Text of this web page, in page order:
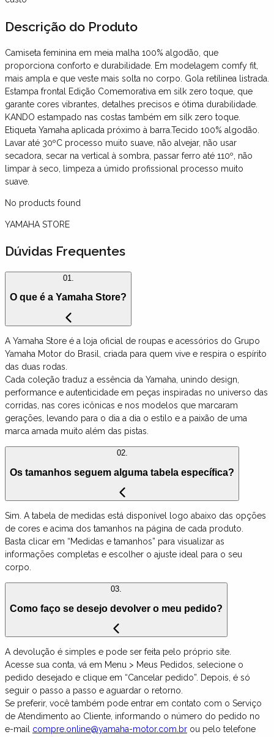
Descrição do Produto
Camiseta feminina em meia malha 100% algodão, que
proporciona conforto e durabilidade. Em modelagem comfy fit,
mais ampla e que veste mais solta no corpo. Gola retílinea listrada.
Estampa frontal Edição Comemorativa em silk zero toque, que
garante cores vibrantes, detalhes precisos e ótima durabilidade.
KANDO estampado nas costas também em silk zero toque.
Etiqueta Yamaha aplicada próximo à barra.Tecido 100% algodão.
Lavar até 30ºC processo muito suave, não alvejar, não usar
secadora, secar na vertical à sombra, passar ferro até 110º, não
limpar à seco, limpeza a úmido profissional processo muito
suave.
No products found
YAMAHA STORE
Dúvidas Frequentes
01.
O que é a Yamaha Store?
A Yamaha Store é a loja oficial de roupas e acessórios do Grupo
Yamaha Motor do Brasil, criada para quem vive e respira o espírito
das duas rodas.
Cada coleção traduz a essência da Yamaha, unindo design,
performance e autenticidade em peças inspiradas no universo das
corridas, nas cores icônicas e nos modelos que marcaram
gerações, levando para o dia a dia o estilo e a paixão de uma
marca amada muito além das pistas.
02.
Os tamanhos seguem alguma tabela específica?
Sim. A tabela de medidas está disponível logo abaixo das opções
de cores e acima dos tamanhos na página de cada produto.
Basta clicar em “Medidas e tamanhos” para visualizar as
informações completas e escolher o ajuste ideal para o seu
corpo.
03.
Como faço se desejo devolver o meu pedido?
A devolução é simples e pode ser feita pelo próprio site.
Acesse sua conta, vá em Menu > Meus Pedidos, selecione o
pedido desejado e clique em “Cancelar pedido”. Depois, é só
seguir o passo a passo e aguardar o retorno.
Se preferir, você também pode entrar em contato com o Serviço
de Atendimento ao Cliente, informando o número do pedido no
e-mail compre.online@yamaha-motor.com.br ou pelo telefone